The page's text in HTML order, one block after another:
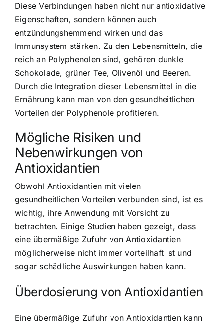
Diese Verbindungen haben nicht nur antioxidative
Eigenschaften, sondern können auch
entzündungshemmend wirken und das
Immunsystem stärken. Zu den Lebensmitteln, die
reich an Polyphenolen sind, gehören dunkle
Schokolade, grüner Tee, Olivenöl und Beeren.
Durch die Integration dieser Lebensmittel in die
Ernährung kann man von den gesundheitlichen
Vorteilen der Polyphenole profitieren.
Mögliche Risiken und
Nebenwirkungen von
Antioxidantien
Obwohl Antioxidantien mit vielen
gesundheitlichen Vorteilen verbunden sind, ist es
wichtig, ihre Anwendung mit Vorsicht zu
betrachten. Einige Studien haben gezeigt, dass
eine übermäßige Zufuhr von Antioxidantien
möglicherweise nicht immer vorteilhaft ist und
sogar schädliche Auswirkungen haben kann.
Überdosierung von Antioxidantien
Eine übermäßige Zufuhr von Antioxidantien kann